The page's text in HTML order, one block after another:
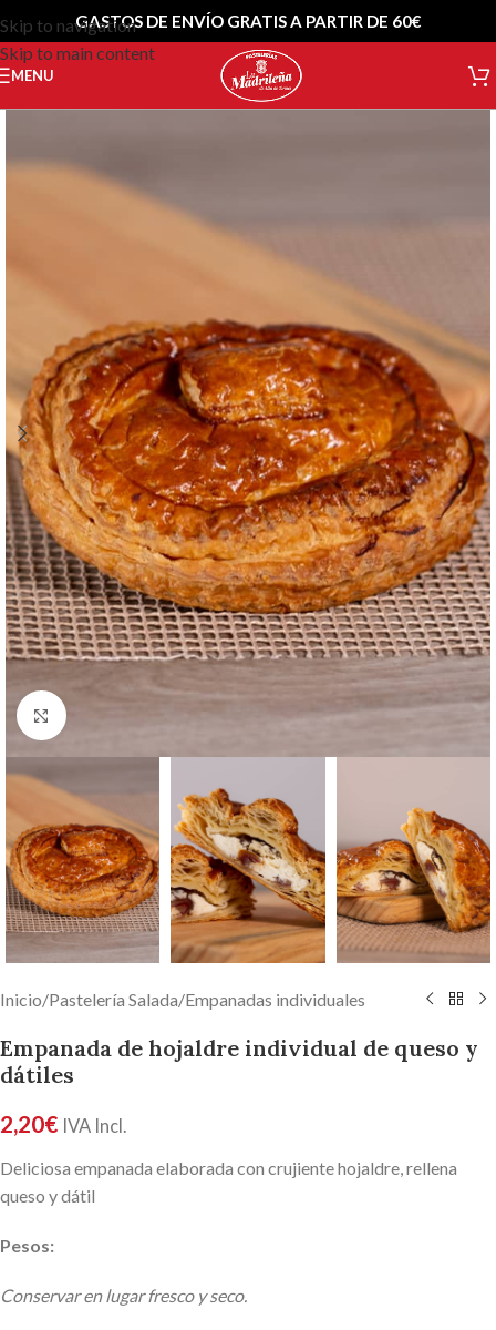
Skip to navigation
Skip to main content
GASTOS DE ENVÍO GRATIS A PARTIR DE 60€
MENU
Ampliar imagen
Inicio/Pastelería Salada/Empanadas individuales
Empanada de hojaldre individual de queso y
dátiles
2,20€ IVA Incl.
Deliciosa empanada elaborada con crujiente hojaldre, rellena
queso y dátil
Pesos:
Conservar en lugar fresco y seco.